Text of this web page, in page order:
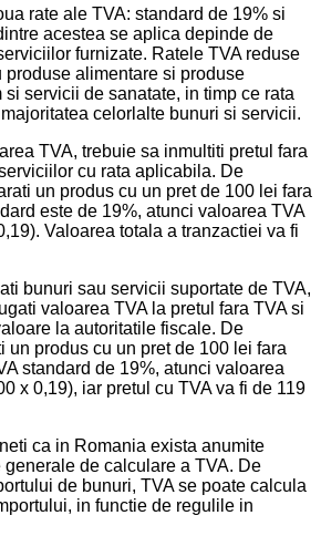
rate ale TVA: standard de 19% si
acestea se aplica depinde de
furnizate. Ratele TVA reduse
alimentare si produse
servicii de sanatate, in timp ce rata
celorlalte bunuri si servicii.
TVA, trebuie sa inmultiti pretul fara
cu rata aplicabila. De
un produs cu un pret de 100 lei fara
este de 19%, atunci valoarea TVA
Valoarea totala a tranzactiei va fi
bunuri sau servicii suportate de TVA,
valoarea TVA la pretul fara TVA si
la autoritatile fiscale. De
un produs cu un pret de 100 lei fara
standard de 19%, atunci valoarea
x 0,19), iar pretul cu TVA va fi de 119
ca in Romania exista anumite
de calculare a TVA. De
de bunuri, TVA se poate calcula
in functie de regulile in